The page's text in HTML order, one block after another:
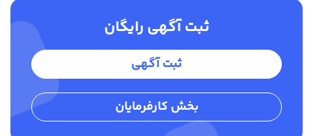
ثبت آگهی رایگان
ثبت آگهی
بخش کارفرمایان